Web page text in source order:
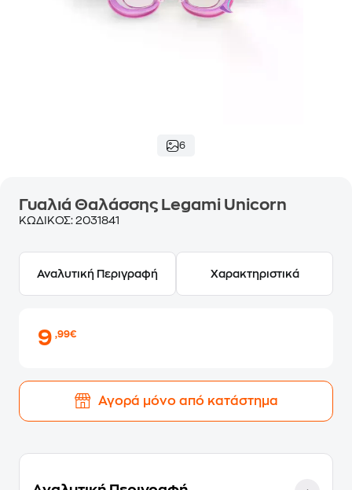
6
Γυαλιά Θαλάσσης Legami Unicorn
ΚΩΔΙΚΟΣ: 2031841
Αναλυτική Περιγραφή Χαρακτηριστικά
9,99€
Αγορά μόνο από κατάστημα